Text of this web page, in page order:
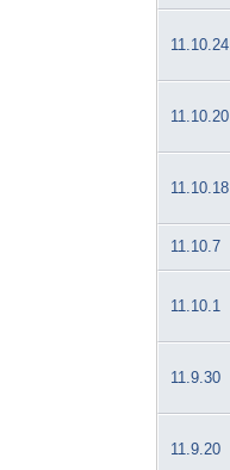
11.10.24
11.10.20
11.10.18
11.10.7
11.10.1
11.9.30
11.9.20